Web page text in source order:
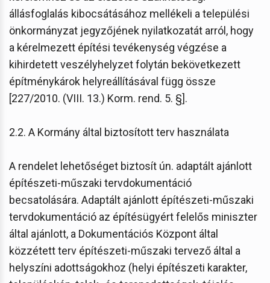
állásfoglalás kibocsátásához mellékeli a települési
önkormányzat jegyzőjének nyilatkozatát arról, hogy
a kérelmezett építési tevékenység végzése a
kihirdetett veszélyhelyzet folytán bekövetkezett
építménykárok helyreállításával függ össze
[227/2010. (VIII. 13.) Korm. rend. 5. §].
2.2. A Kormány által biztosított terv használata
A rendelet lehetőséget biztosít ún. adaptált ajánlott
építészeti-műszaki tervdokumentáció
becsatolására. Adaptált ajánlott építészeti-műszaki
tervdokumentáció az építésügyért felelős miniszter
által ajánlott, a Dokumentációs Központ által
közzétett terv építészeti-műszaki tervező által a
helyszíni adottságokhoz (helyi építészeti karakter,